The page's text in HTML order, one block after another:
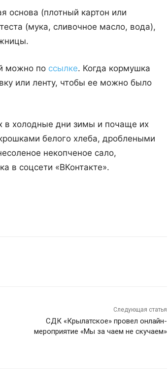
основа (плотный картон или
(мука, сливочное масло, вода),
можно по ссылке. Когда кормушка
или ленту, чтобы ее можно было
в холодные дни зимы и почаще их
белого хлеба, дроблеными
некопченое сало,
в соцсети «ВКонтакте».
Следующая статья
СДК «Крылатское» провел онлайн-
мероприятие «Мы за чаем не скучаем»